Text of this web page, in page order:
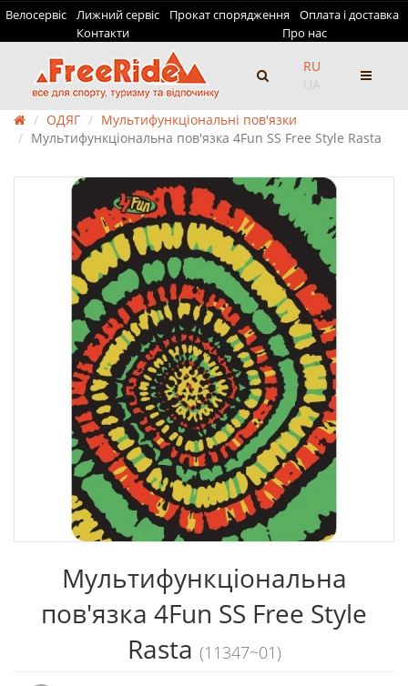
Велосервіс Лижний сервіс Прокат спорядження
Оплата і доставка
Контакти
Про нас
RU
UA
ОДЯГ
Мультифункціональні пов'язки
Мультифункціональна пов'язка 4Fun SS Free Style Rasta
Мультифункціональна
пов'язка 4Fun SS Free Style
Rasta (11347~01)